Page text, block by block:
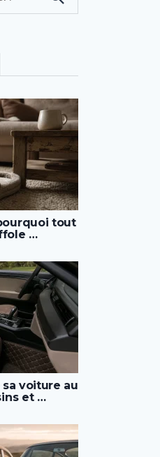
tout
…
voiture au
et …